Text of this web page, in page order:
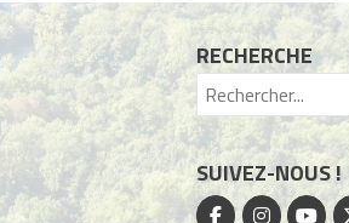
RECHERCHE
SUIVEZ-NOUS !